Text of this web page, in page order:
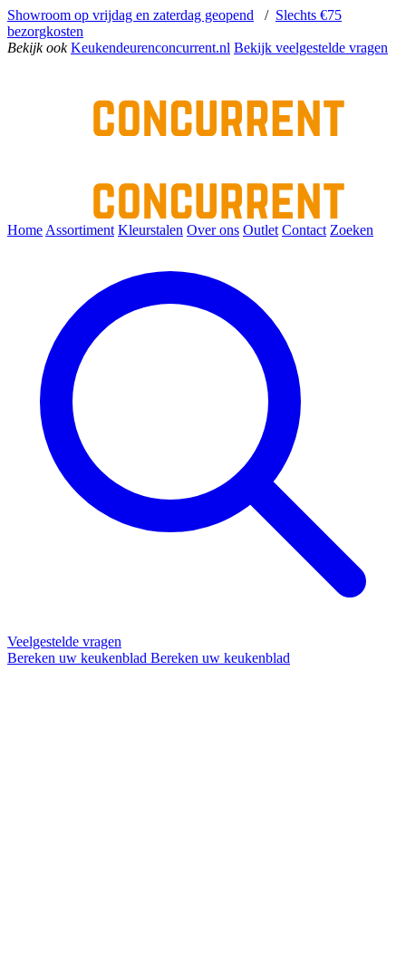
Showroom op vrijdag en zaterdag geopend / Slechts €75
bezorgkosten
Bekijk ook Keukendeurenconcurrent.nl Bekijk veelgestelde vragen
Home Assortiment Kleurstalen Over ons Outlet Contact Zoeken
Veelgestelde vragen
Bereken uw keukenblad Bereken uw keukenblad